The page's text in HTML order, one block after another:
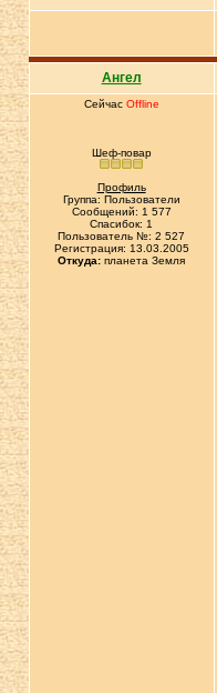
Ангел
Сейчас Offline
Шеф-повар
Профиль
Группа: Пользователи
Сообщений: 1 577
Спасибок: 1
Пользователь №: 2 527
Регистрация: 13.03.2005
Откуда: планета Земля